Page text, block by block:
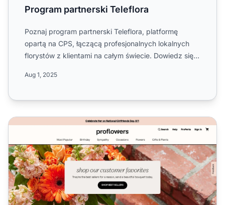
Program partnerski Teleflora
Poznaj program partnerski Teleflora, platformę
opartą na CPS, łączącą profesjonalnych lokalnych
florystów z klientami na całym świecie. Dowiedz się o
Aug 1, 2025
Program partnerski proflowers